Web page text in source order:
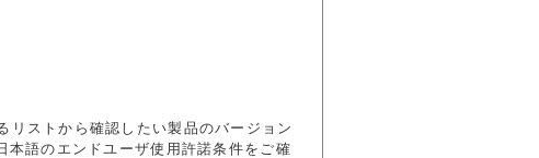
リストから確認したい製品のバージョン
語のエンドユーザ使用許諾条件をご確